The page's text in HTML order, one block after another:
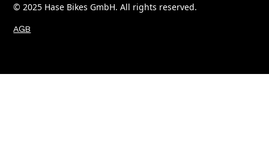
© 2025 Hase Bikes GmbH. All rights reserved.
AGB